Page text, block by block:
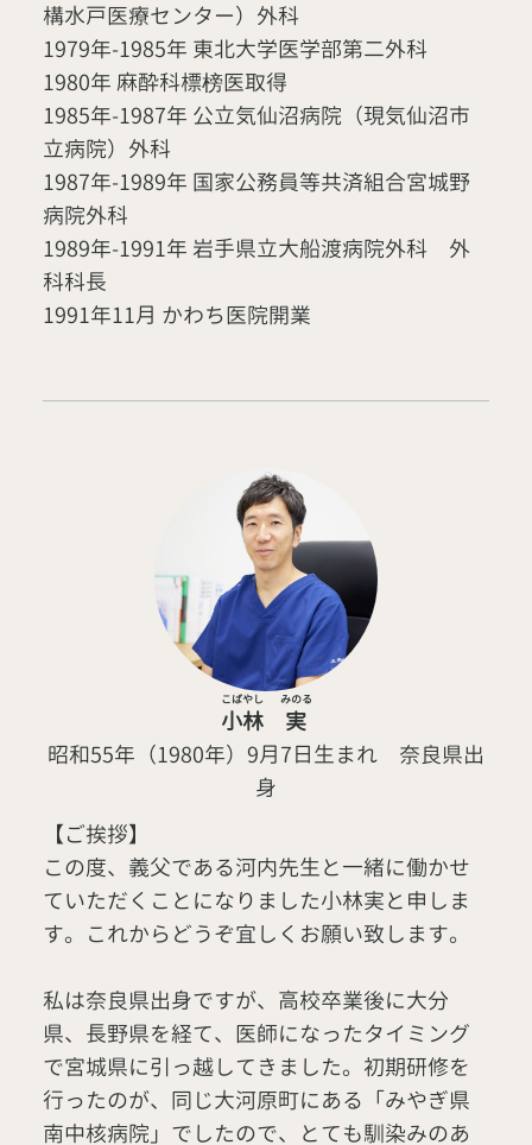
構水戸医療センター）外科
1979年-1985年 東北大学医学部第二外科
1980年 麻酔科標榜医取得
1985年-1987年 公立気仙沼病院（現気仙沼市
立病院）外科
1987年-1989年 国家公務員等共済組合宮城野
病院外科
1989年-1991年 岩手県立大船渡病院外科 外
科科長
1991年11月 かわち医院開業
小林
こばやし
実
みのる
昭和55年（1980年）9月7日生まれ 奈良県出
身
【ご挨拶】
この度、義父である河内先生と一緒に働かせ
ていただくことになりました小林実と申しま
す。これからどうぞ宜しくお願い致します。
私は奈良県出身ですが、高校卒業後に大分
県、長野県を経て、医師になったタイミング
で宮城県に引っ越してきました。初期研修を
行ったのが、同じ大河原町にある「みやぎ県
南中核病院」でしたので、とても馴染みのあ